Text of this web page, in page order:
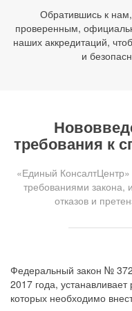
Обратившись к
проверенным,
наших аккредитаций,
и
требования к
«Единый КонсалтЦентр»
требованиями закона,
отказов и
Федеральный закон №
2017 года,
которых необходимо